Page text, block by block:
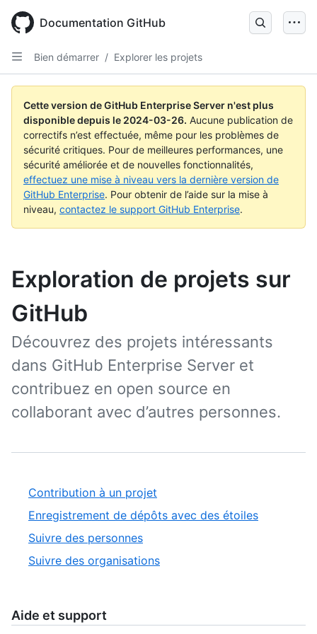
main
content
Documentation GitHub
Bien démarrer / Explorer les projets
Cette version de GitHub Enterprise Server n'est plus
disponible depuis le 2024-03-26. Aucune publication de
correctifs n’est effectuée, même pour les problèmes de
sécurité critiques. Pour de meilleures performances, une
sécurité améliorée et de nouvelles fonctionnalités,
effectuez une mise à niveau vers la dernière version de
GitHub Enterprise. Pour obtenir de l’aide sur la mise à
niveau, contactez le support GitHub Enterprise.
Exploration de projets sur
GitHub
Découvrez des projets intéressants
dans GitHub Enterprise Server et
contribuez en open source en
collaborant avec d’autres personnes.
Contribution à un projet
Enregistrement de dépôts avec des étoiles
Suivre des personnes
Suivre des organisations
Aide et support